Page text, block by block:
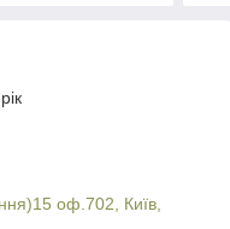
оф.702, Київ,